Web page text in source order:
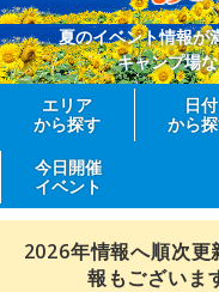
夏のイベント情報が
キャンプ場
エリア
から探す
日付
から
今日開催
イベント
2026年情報へ順次
報もございま